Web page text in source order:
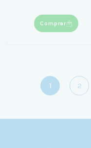
Comprar
1 2